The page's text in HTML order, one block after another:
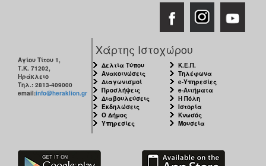
Αγίου Τίτου 1,
Τ.Κ. 71202,
Ηράκλειο
Τηλ.: 2813-409000
email:info@heraklion.gr
Χάρτης Ιστοχώρου
Δελτία Τύπου
Ανακοινώσεις
Διαγωνισμοί
Προσλήψεις
Διαβουλεύσεις
Εκδηλώσεις
Ο Δήμος
Υπηρεσίες
Κ.Ε.Π.
Τηλέφωνα
e-Υπηρεσίες
e-Αιτήματα
Η Πόλη
Ιστορία
Κνωσός
Μουσεία